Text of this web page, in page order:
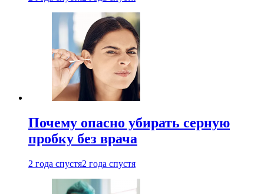
Почему опасно убирать серную
пробку без врача
2 года спустя2 года спустя